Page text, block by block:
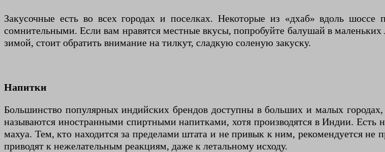
Закусочные есть во всех городах и поселках. Некоторые из «дхаб» вдоль шоссе
сомнительными. Если вам нравятся местные вкусы, попробуйте балушай в
зимой, стоит обратить внимание на тилкут, сладкую соленую закуску.
Напитки
Большинство популярных индийских брендов доступны в больших и малых
называются иностранными спиртными напитками, хотя производятся в Индии. Есть
махуа. Тем, кто находится за пределами штата и не привык к ним, рекомендуется
приводят к нежелательным реакциям, даже к летальному исходу.